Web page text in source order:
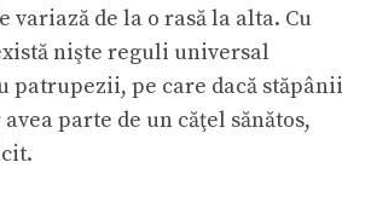
de la o rasă la alta. Cu
nişte reguli universal
patrupezii, pe care dacă stăpânii
parte de un căţel sănătos,